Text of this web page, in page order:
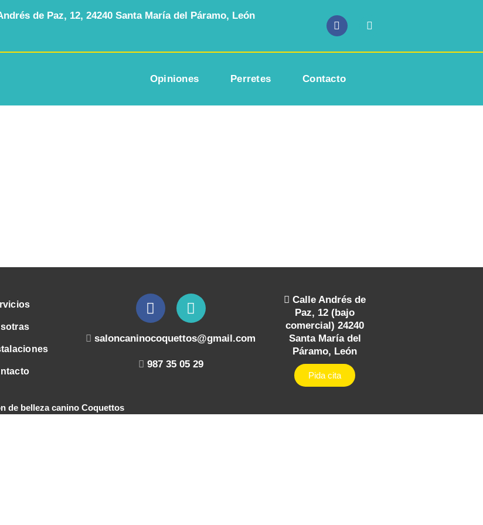
de Paz, 12, 24240 Santa María del Páramo, León
Opiniones Perretes Contacto
saloncaninocoquettos@gmail.com
987 35 05 29
Calle Andrés de
Paz, 12 (bajo
comercial) 24240
Santa María del
Páramo, León
Pida cita
de belleza canino Coquettos